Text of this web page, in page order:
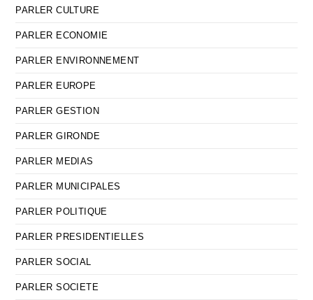
PARLER CULTURE
PARLER ECONOMIE
PARLER ENVIRONNEMENT
PARLER EUROPE
PARLER GESTION
PARLER GIRONDE
PARLER MEDIAS
PARLER MUNICIPALES
PARLER POLITIQUE
PARLER PRESIDENTIELLES
PARLER SOCIAL
PARLER SOCIETE